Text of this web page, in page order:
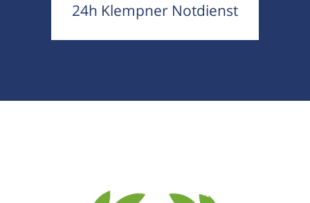
24h Klempner Notdienst